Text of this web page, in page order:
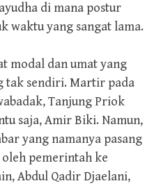
di mana postur
waktu yang sangat lama.
modal dan umat yang
tak sendiri. Martir pada
Tanjung Priok
saja, Amir Biki. Namun,
yang namanya pasang
pemerintah ke
Abdul Qadir Djaelani,